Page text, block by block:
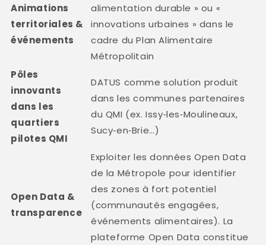
Animations
territoriales &
événements
alimentation durable » ou «
innovations urbaines » dans le
cadre du Plan Alimentaire
Métropolitain
Pôles
innovants
dans les
quartiers
pilotes QMI
DATUS comme solution produit
dans les communes partenaires
du QMI (ex. Issy‑les‑Moulineaux,
Sucy‑en‑Brie…)
Open Data &
transparence
Exploiter les données Open Data
de la Métropole pour identifier
des zones à fort potentiel
(communautés engagées,
événements alimentaires). La
plateforme Open Data constitue